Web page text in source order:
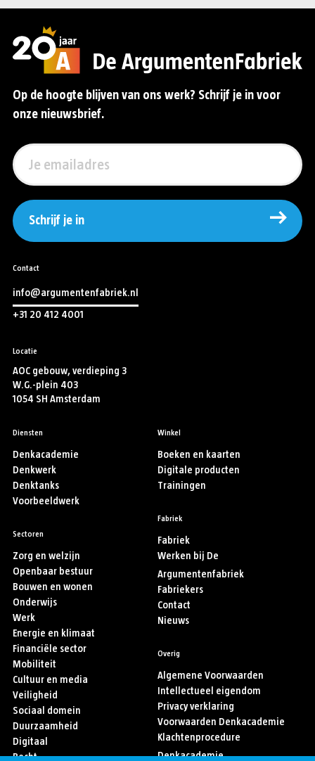
Op de hoogte blijven van ons werk? Schrijf je in voor
onze nieuwsbrief.
Schrijf je in
Contact
info@argumentenfabriek.nl
+31 20 412 4001
Locatie
AOC gebouw, verdieping 3
W.G.-plein 403
1054 SH Amsterdam
Diensten
Denkacademie
Denkwerk
Denktanks
Voorbeeldwerk
Sectoren
Zorg en welzijn
Openbaar bestuur
Bouwen en wonen
Onderwijs
Werk
Energie en klimaat
Financiële sector
Mobiliteit
Cultuur en media
Veiligheid
Sociaal domein
Duurzaamheid
Digitaal
Recht
Winkel
Boeken en kaarten
Digitale producten
Trainingen
Fabriek
Fabriek
Werken bij De
Argumentenfabriek
Fabriekers
Contact
Nieuws
Overig
Algemene Voorwaarden
Intellectueel eigendom
Privacy verklaring
Voorwaarden Denkacademie
Klachtenprocedure
Denkacademie